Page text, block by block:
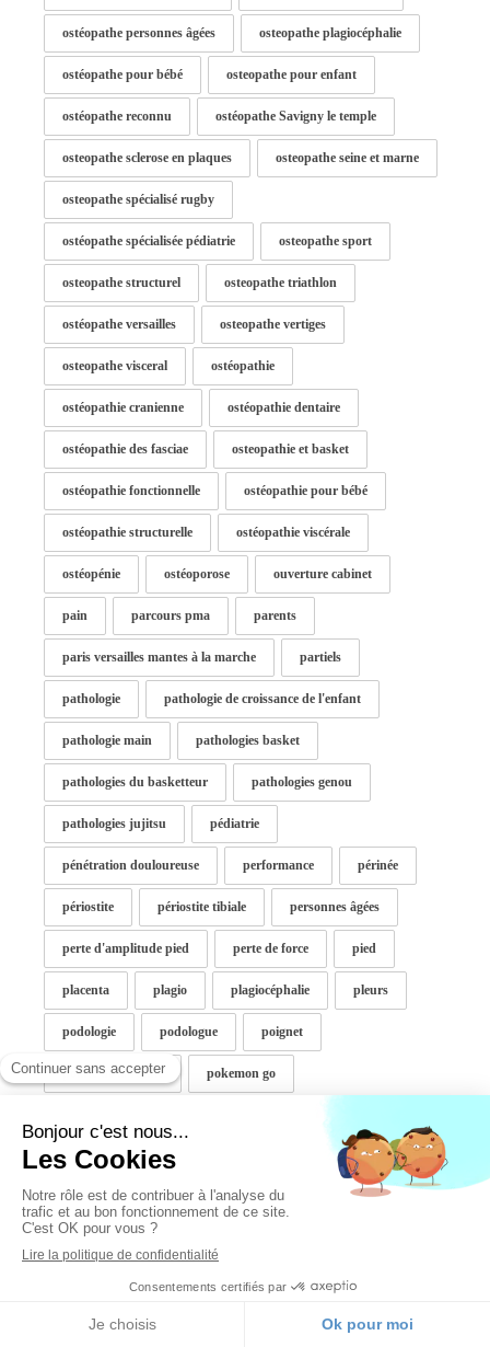
ostéopathe personnes âgées osteopathe plagiocéphalie
ostéopathe pour bébé osteopathe pour enfant
ostéopathe reconnu ostéopathe Savigny le temple
osteopathe sclerose en plaques osteopathe seine et marne
osteopathe spécialisé rugby
ostéopathe spécialisée pédiatrie osteopathe sport
osteopathe structurel osteopathe triathlon
ostéopathe versailles osteopathe vertiges
osteopathe visceral ostéopathie
ostéopathie cranienne ostéopathie dentaire
ostéopathie des fasciae osteopathie et basket
ostéopathie fonctionnelle ostéopathie pour bébé
ostéopathie structurelle ostéopathie viscérale
ostéopénie ostéoporose ouverture cabinet
pain parcours pma parents
paris versailles mantes à la marche partiels
pathologie pathologie de croissance de l'enfant
pathologie main pathologies basket
pathologies du basketteur pathologies genou
pathologies jujitsu pédiatrie
pénétration douloureuse performance périnée
périostite périostite tibiale personnes âgées
perte d'amplitude pied perte de force pied
placenta plagio plagiocéphalie pleurs
podologie podologue poignet
pointe de la rotule pokemon go
polyarthrite rhumatoïde et ostéopathe portage
position assise post partum postpartum
posture
pourquoi consulter un osteo preferences naturelles
préhension prévention des blessures